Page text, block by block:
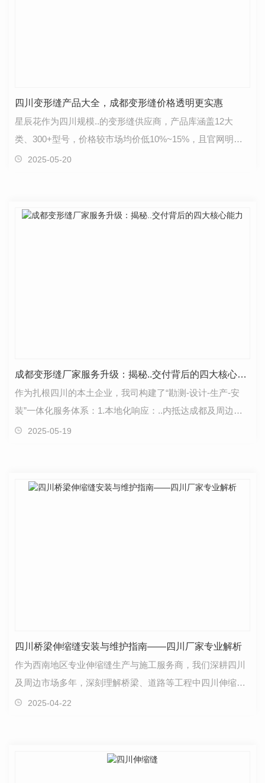
四川变形缝产品大全，成都变形缝价格透明更实惠
星辰花作为四川规模..的变形缝供应商，产品库涵盖12大
类、300+型号，价格较市场均价低10%~15%，且官网明码
标价，杜绝隐性加价：热销产品推荐- 经济型：C型铝合金
2025-05-20
成都变形缝厂家服务升级：揭秘..交付背后的四大核心能力
作为扎根四川的本土企业，我司构建了“勘测-设计-生产-安
装”一体化服务体系：1.本地化响应：..内抵达成都及周边现
场（如德阳、眉山），48小时出具初步方案；2.数…
2025-05-19
四川桥梁伸缩缝安装与维护指南——四川厂家专业解析
作为西南地区专业伸缩缝生产与施工服务商，我们深耕四川
及周边市场多年，深刻理解桥梁、道路等工程中四川伸缩缝
的重要性。本文将围绕伸缩缝的功能、类型、安装要点…
2025-04-22